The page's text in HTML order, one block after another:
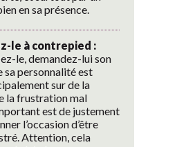
en sa présence.
le à contrepied :
le, demandez-lui son
sa personnalité est
sur de la
la frustration mal
est de justement
l’occasion d’être
Attention, cela